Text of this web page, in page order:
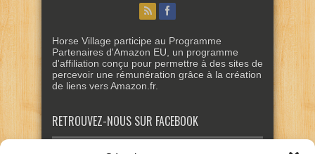
Horse Village participe au Programme
Partenaires d'Amazon EU, un programme
d'affiliation conçu pour permettre à des sites de
percevoir une rémunération grâce à la création
de liens vers Amazon.fr.
RETROUVEZ-NOUS SUR FACEBOOK